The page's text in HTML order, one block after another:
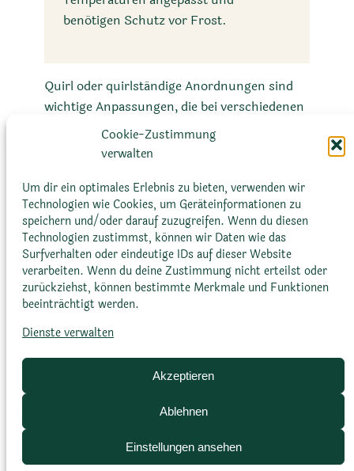
Cookie-Zustimmung
verwalten
Um dir ein optimales Erlebnis zu bieten, verwenden wir
Technologien wie Cookies, um Geräteinformationen zu
speichern und/oder darauf zuzugreifen. Wenn du diesen
Technologien zustimmst, können wir Daten wie das
Surfverhalten oder eindeutige IDs auf dieser Website
verarbeiten. Wenn du deine Zustimmung nicht erteilst oder
zurückziehst, können bestimmte Merkmale und Funktionen
beeinträchtigt werden.
Dienste verwalten
Akzeptieren
Ablehnen
Einstellungen ansehen
benötigen Schutz vor Frost.
Quirl oder quirlständige Anordnungen sind
wichtige Anpassungen, die bei verschiedenen
Pflanzenarten, einschließlich Sukkulenten
und Kakteen, zu finden sind. Sie ermöglichen
Konkurrenzdruck und bieten Schutz vor
Fressfeinden.